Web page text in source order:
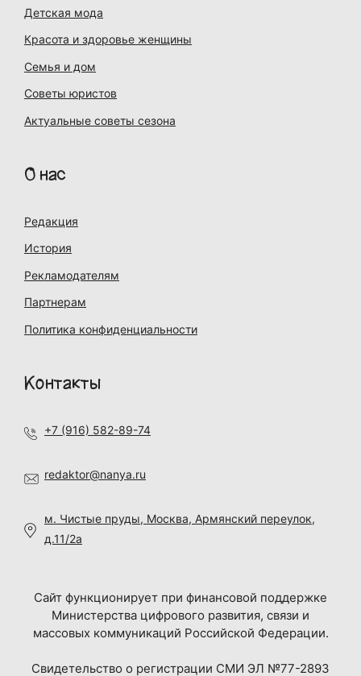
Детская мода
Красота и здоровье женщины
Семья и дом
Советы юристов
Актуальные советы сезона
О нас
Редакция
История
Рекламодателям
Партнерам
Политика конфиденциальности
Контакты
+7 (916) 582-89-74
redaktor@nanya.ru
м. Чистые пруды, Москва, Армянский переулок,
д.11/2а
Сайт функционирует при финансовой поддержке
Министерства цифрового развития, связи и
массовых коммуникаций Российской Федерации.
Свидетельство о регистрации СМИ ЭЛ №77-2893